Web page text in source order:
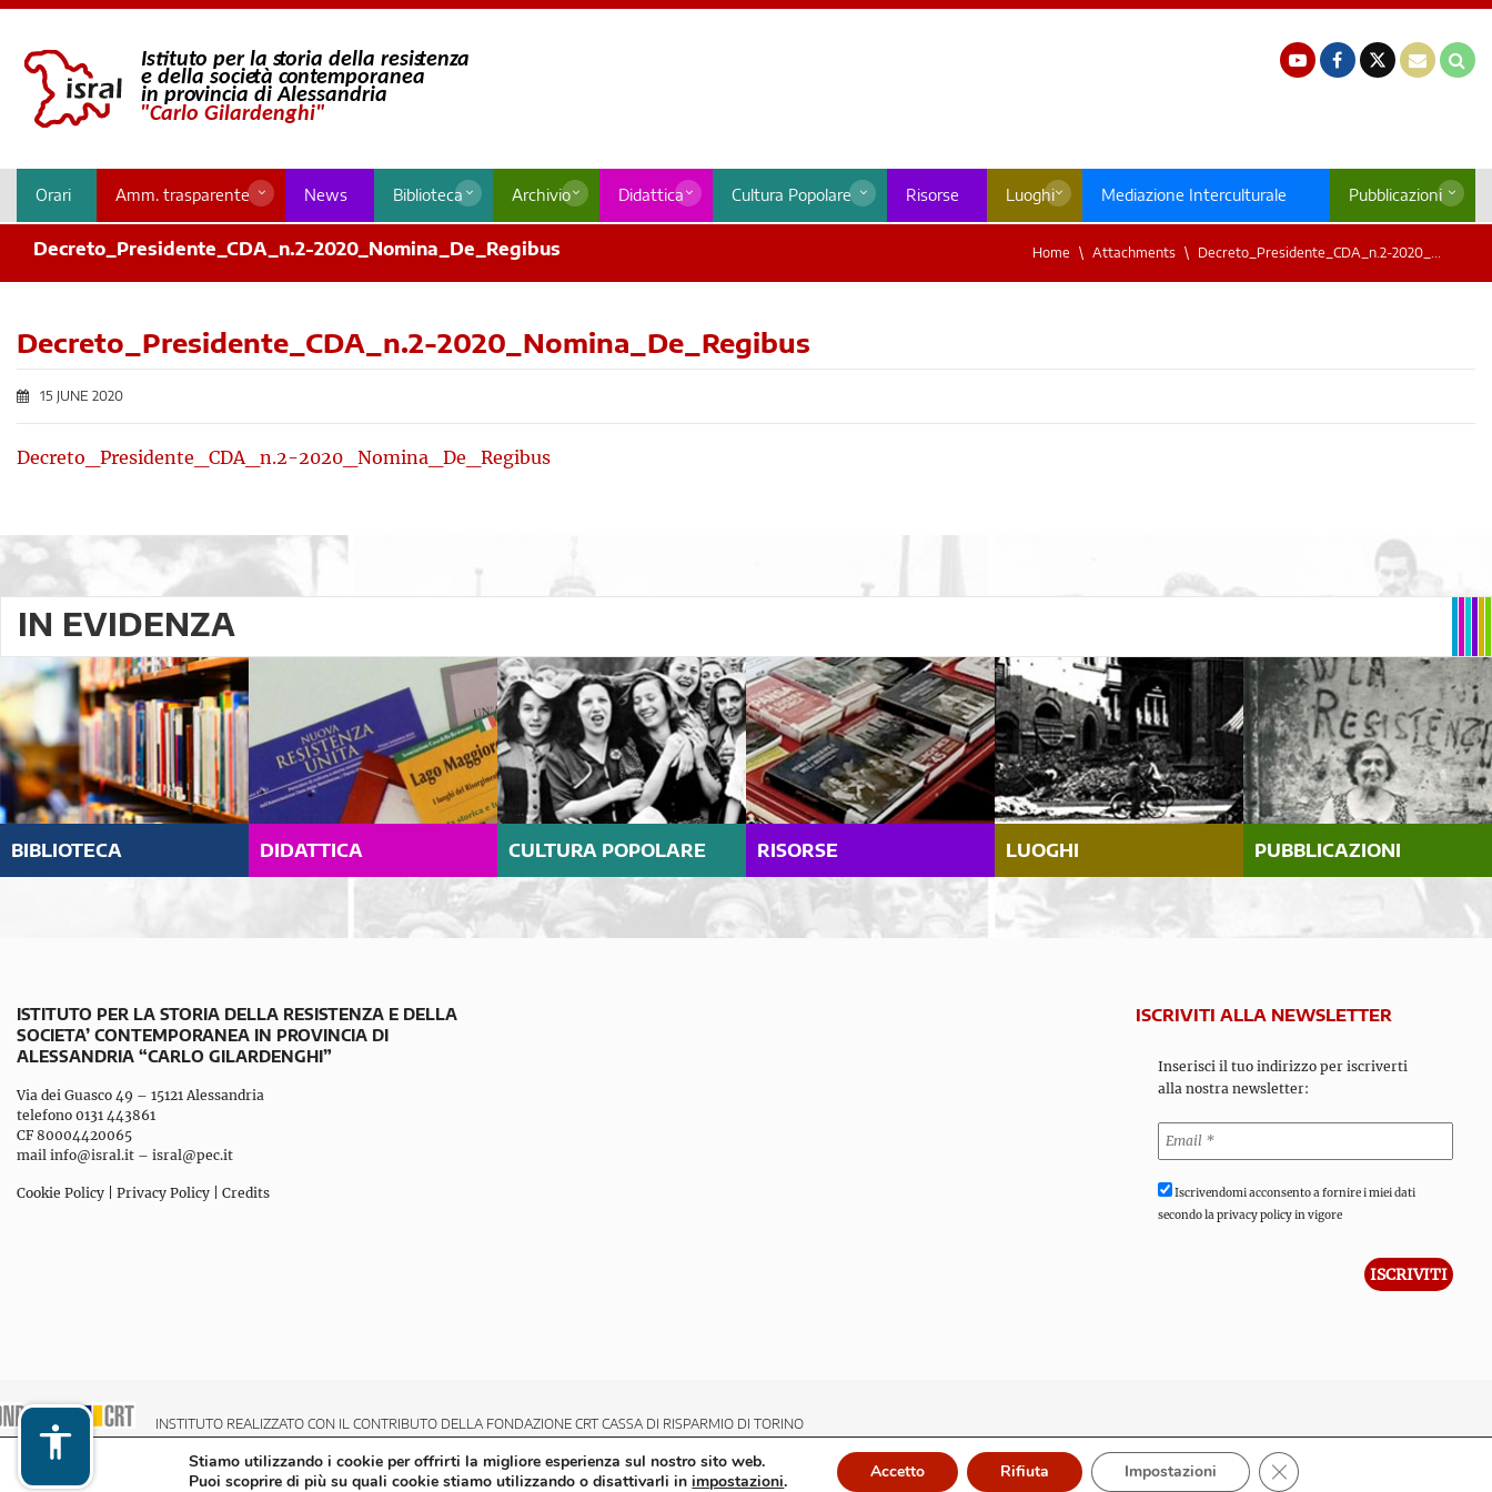
Orari Amm. trasparente News Biblioteca Archivio Didattica Cultura Popolare Risorse Luoghi Mediazione Interculturale Pubblicazioni
Decreto_Presidente_CDA_n.2-2020_Nomina_De_Regibus Home Attachments Decreto_Presidente_CDA_n.2-2020_...
Decreto_Presidente_CDA_n.2-2020_Nomina_De_Regibus
15 JUNE 2020
Decreto_Presidente_CDA_n.2-2020_Nomina_De_Regibus
IN EVIDENZA
BIBLIOTECA DIDATTICA CULTURA POPOLARE RISORSE LUOGHI PUBBLICAZIONI
ISTITUTO PER LA STORIA DELLA RESISTENZA E DELLA
SOCIETA’ CONTEMPORANEA IN PROVINCIA DI
ALESSANDRIA “CARLO GILARDENGHI”
Via dei Guasco 49 – 15121 Alessandria
telefono 0131 443861
CF 80004420065
mail info@isral.it – isral@pec.it
Cookie Policy Privacy Policy Credits
ISCRIVITI ALLA NEWSLETTER
Inserisci il tuo indirizzo per iscriverti
alla nostra newsletter:
Iscrivendomi acconsento a fornire i miei dati
secondo la privacy policy in vigore
INSTITUTO REALIZZATO CON IL CONTRIBUTO DELLA FONDAZIONE CRT CASSA DI RISPARMIO DI TORINO
Stiamo utilizzando i cookie per offrirti la migliore esperienza sul nostro sito web.
Puoi scoprire di più su quali cookie stiamo utilizzando o disattivarli inimpostazioni. Accetto Rifiuta Impostazioni Close GDPR Cookie Banner